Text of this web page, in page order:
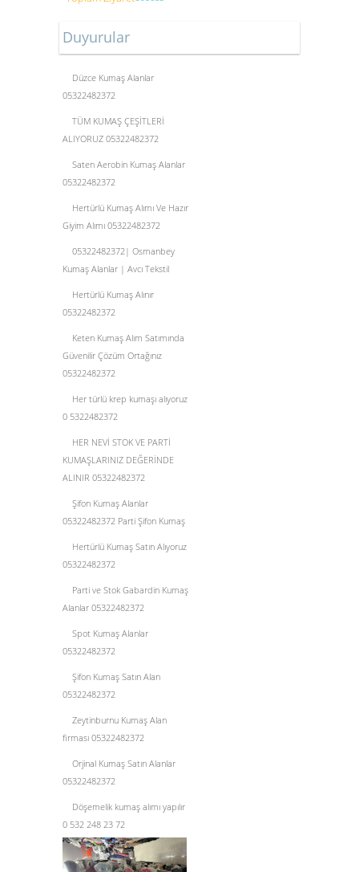
Duyurular
Düzce Kumaş Alanlar
05322482372
TÜM KUMAŞ ÇEŞİTLERİ
ALIYORUZ 05322482372
Saten Aerobin Kumaş Alanlar
05322482372
Hertürlü Kumaş Alımı Ve Hazır
Giyim Alımı 05322482372
05322482372| Osmanbey
Kumaş Alanlar | Avcı Tekstil
Hertürlü Kumaş Alınır
05322482372
Keten Kumaş Alım Satımında
Güvenilir Çözüm Ortağınız
05322482372
Her türlü krep kumaşı alıyoruz
0 5322482372
HER NEVİ STOK VE PARTİ
KUMAŞLARINIZ DEĞERİNDE
ALINIR 05322482372
Şifon Kumaş Alanlar
05322482372 Parti Şifon Kumaş
Hertürlü Kumaş Satın Alıyoruz
05322482372
Parti ve Stok Gabardin Kumaş
Alanlar 05322482372
Spot Kumaş Alanlar
05322482372
Şifon Kumaş Satın Alan
05322482372
Zeytinburnu Kumaş Alan
firması 05322482372
Orjinal Kumaş Satın Alanlar
05322482372
Döşemelik kumaş alımı yapılır
0 532 248 23 72